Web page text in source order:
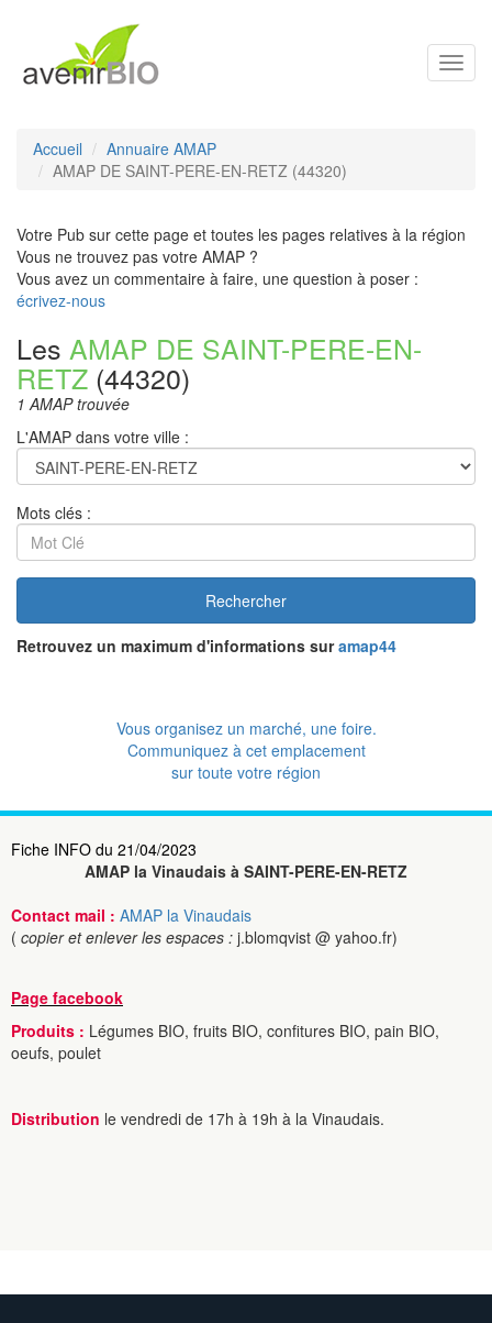
Accueil
Annuaire AMAP
AMAP DE SAINT-PERE-EN-RETZ (44320)
Votre Pub sur cette page et toutes les pages relatives à la région
Vous ne trouvez pas votre AMAP ?
Vous avez un commentaire à faire, une question à poser :
écrivez-nous
Les AMAP DE SAINT-PERE-EN-
RETZ (44320)
1 AMAP trouvée
L'AMAP dans votre ville :
Mots clés :
Rechercher
Retrouvez un maximum d'informations suramap44
Vous organisez un marché, une foire.
Communiquez à cet emplacement
sur toute votre région
Fiche INFO du 21/04/2023
AMAP la Vinaudais à SAINT-PERE-EN-RETZ
Contact mail : AMAP la Vinaudais
( copier et enlever les espaces : j.blomqvist @ yahoo.fr)
Page facebook
Produits : Légumes BIO, fruits BIO, confitures BIO, pain BIO,
oeufs, poulet
Distribution le vendredi de 17h à 19h à la Vinaudais.